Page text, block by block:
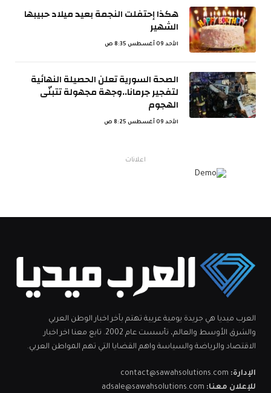
هكذا إحتفلت النجمة بعيد ميلاد حبيبها
الشهير
الأحد 09 أغسطس 8:35 ص
الصحة السورية تعلن الحصيلة النهائية
لتفجير جرمانا..وجهة مجهولة تتبنّى
الهجوم
الأحد 09 أغسطس 8:25 ص
اعلانات
العرب ميديا هي جريدة يومية عربية تهتم بآخر اخبار الوطن العربي
والشرق الأوسط والعالم، تأسست عام 2002. تابع معنا اخر اخبار
الاقتصاد والرياضة والسياسة واهم القضايا التي تهم المواطن العربي.
الإدارة: contact@sawahsolutions.com
للإعلان معنا: adsale@sawahsolutions.com